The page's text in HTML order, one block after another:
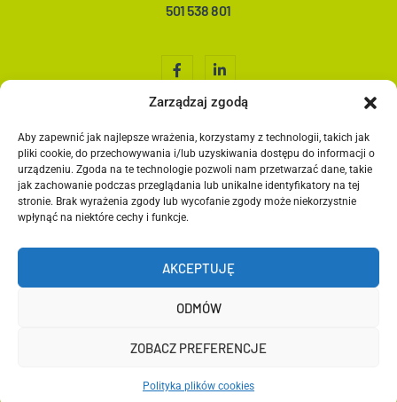
Zarządzaj zgodą
Aby zapewnić jak najlepsze wrażenia, korzystamy z technologii, takich jak
pliki cookie, do przechowywania i/lub uzyskiwania dostępu do informacji o
urządzeniu. Zgoda na te technologie pozwoli nam przetwarzać dane, takie
jak zachowanie podczas przeglądania lub unikalne identyfikatory na tej
stronie. Brak wyrażenia zgody lub wycofanie zgody może niekorzystnie
wpłynąć na niektóre cechy i funkcje.
AKCEPTUJĘ
ODMÓW
ZOBACZ PREFERENCJE
Polityka plików cookies
501 538 801
Home
O nas
Co robimy?
Media społecznościowe
Blog